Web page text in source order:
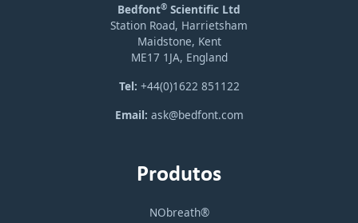
Bedfont® Scientific Ltd
Station Road, Harrietsham
Maidstone, Kent
ME17 1JA, England
Tel: +44(0)1622 851122
Email: ask@bedfont.com
Produtos
NObreath®